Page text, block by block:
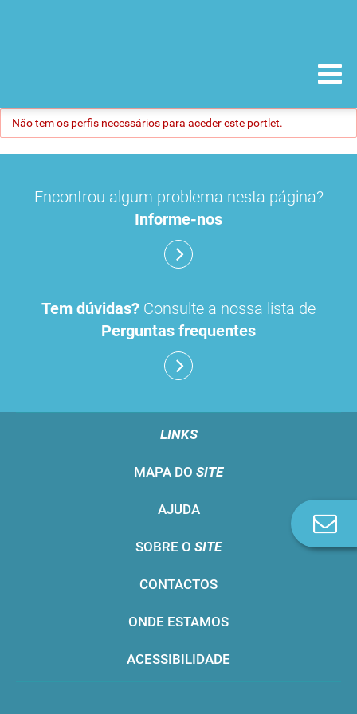
Não tem os perfis necessários para aceder este portlet.
Encontrou algum problema nesta página?
Informe-nos
Tem dúvidas? Consulte a nossa lista de
Perguntas frequentes
LINKS
MAPA DO SITE
AJUDA
SOBRE O SITE
CONTACTOS
ONDE ESTAMOS
ACESSIBILIDADE